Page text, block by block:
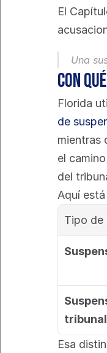
El
Una
Con
Florida
de
mientras
el
del
Aquí
Tipo de
tribunal
Esa